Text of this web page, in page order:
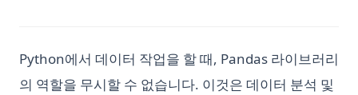
Python에서 데이터 작업을 할 때, Pandas 라이브러리
의 역할을 무시할 수 없습니다. 이것은 데이터 분석 및